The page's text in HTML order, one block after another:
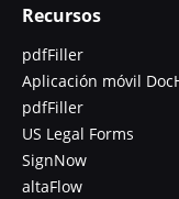
Recursos
pdfFiller
Aplicación móvil
pdfFiller
US Legal Forms
SignNow
altaFlow